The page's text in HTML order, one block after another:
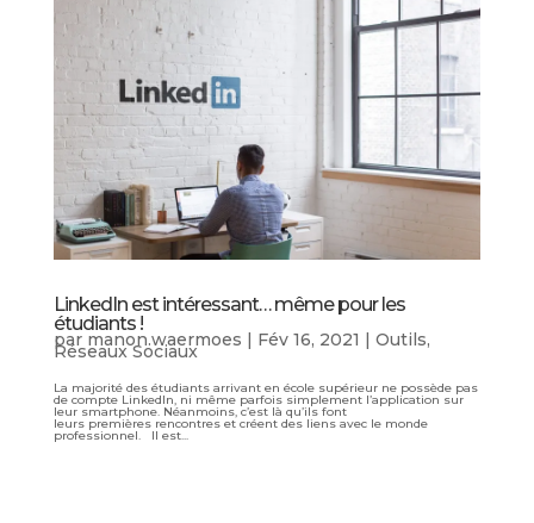
LinkedIn est intéressant… même pour les
étudiants !
par manon.waermoes | Fév 16, 2021 | Outils,
Réseaux Sociaux
La majorité des étudiants arrivant en école supérieur ne possède pas
de compte LinkedIn, ni même parfois simplement l’application sur
leur smartphone. Néanmoins, c’est là qu’ils font
leurs premières rencontres et créent des liens avec le monde
professionnel. Il est...